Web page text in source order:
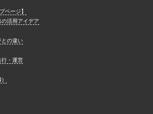
ページ】
活用アイデア
の違い
・運営